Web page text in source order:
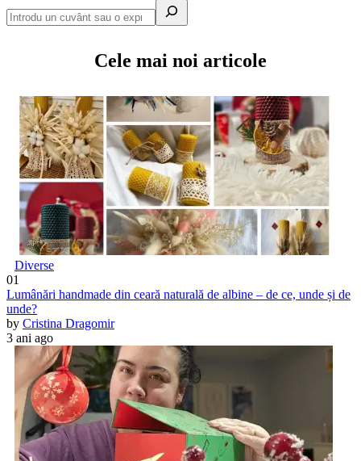
Cele mai noi articole
Diverse
01
Lumânări handmade din ceară naturală de albine – de ce, unde și de
unde?
by Cristina Dragomir
3 ani ago